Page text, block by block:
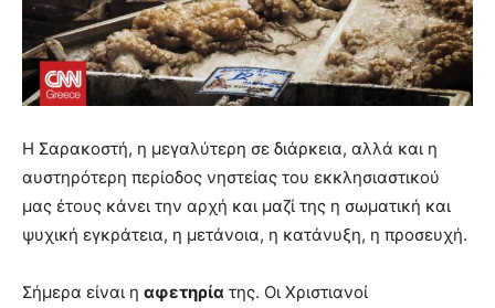
Η Σαρακοστή, η μεγαλύτερη σε διάρκεια, αλλά και η
αυστηρότερη περίοδος νηστείας του εκκλησιαστικού
μας έτους κάνει την αρχή και μαζί της η σωματική και
ψυχική εγκράτεια, η μετάνοια, η κατάνυξη, η προσευχή.
Σήμερα είναι η αφετηρία της. Οι Χριστιανοί